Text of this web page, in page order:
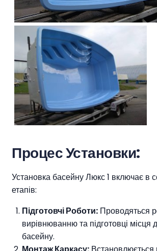
Процес Установки:
Установка басейну Люкс 1 включає в
етапів:
Підготовчі Роботи: Проводяться
вирівнюванню та підготовці місця
басейну.